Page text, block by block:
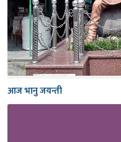
आज भानु जयन्ती